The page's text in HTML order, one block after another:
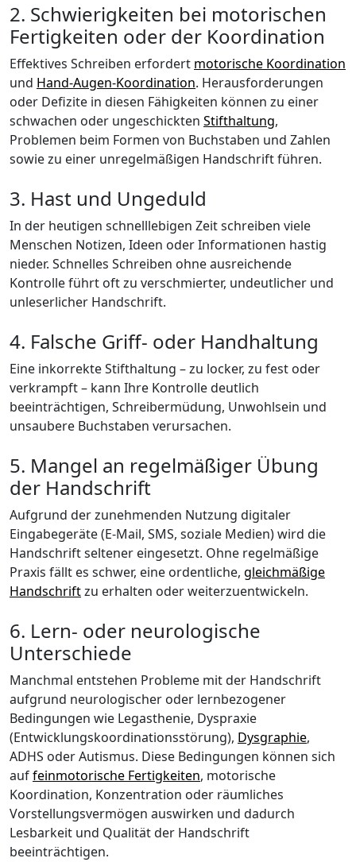
2. Schwierigkeiten bei motorischen
Fertigkeiten oder der Koordination
Effektives Schreiben erfordert motorische Koordination
und Hand-Augen-Koordination. Herausforderungen
oder Defizite in diesen Fähigkeiten können zu einer
schwachen oder ungeschickten Stifthaltung,
Problemen beim Formen von Buchstaben und Zahlen
sowie zu einer unregelmäßigen Handschrift führen.
3. Hast und Ungeduld
In der heutigen schnelllebigen Zeit schreiben viele
Menschen Notizen, Ideen oder Informationen hastig
nieder. Schnelles Schreiben ohne ausreichende
Kontrolle führt oft zu verschmierter, undeutlicher und
unleserlicher Handschrift.
4. Falsche Griff- oder Handhaltung
Eine inkorrekte Stifthaltung – zu locker, zu fest oder
verkrampft – kann Ihre Kontrolle deutlich
beeinträchtigen, Schreibermüdung, Unwohlsein und
unsaubere Buchstaben verursachen.
5. Mangel an regelmäßiger Übung
der Handschrift
Aufgrund der zunehmenden Nutzung digitaler
Eingabegeräte (E-Mail, SMS, soziale Medien) wird die
Handschrift seltener eingesetzt. Ohne regelmäßige
Praxis fällt es schwer, eine ordentliche, gleichmäßige
Handschriftzu erhalten oder weiterzuentwickeln.
6. Lern- oder neurologische
Unterschiede
Manchmal entstehen Probleme mit der Handschrift
aufgrund neurologischer oder lernbezogener
Bedingungen wie Legasthenie, Dyspraxie
(Entwicklungskoordinationsstörung), Dysgraphie,
ADHS oder Autismus. Diese Bedingungen können sich
auffeinmotorische Fertigkeiten, motorische
Koordination, Konzentration oder räumliches
Vorstellungsvermögen auswirken und dadurch
Lesbarkeit und Qualität der Handschrift
beeinträchtigen.